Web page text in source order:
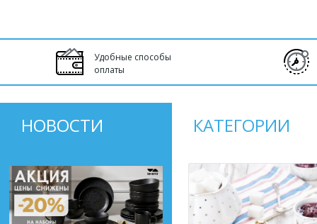
Удобные способы
оплаты
НОВОСТИ КАТЕГОРИИ